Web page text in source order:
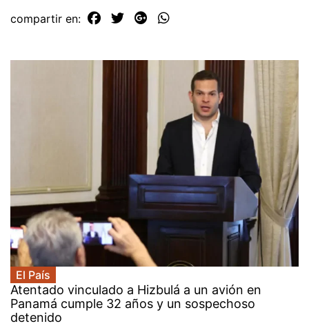
compartir en:
El País
Atentado vinculado a Hizbulá a un avión en
Panamá cumple 32 años y un sospechoso
detenido